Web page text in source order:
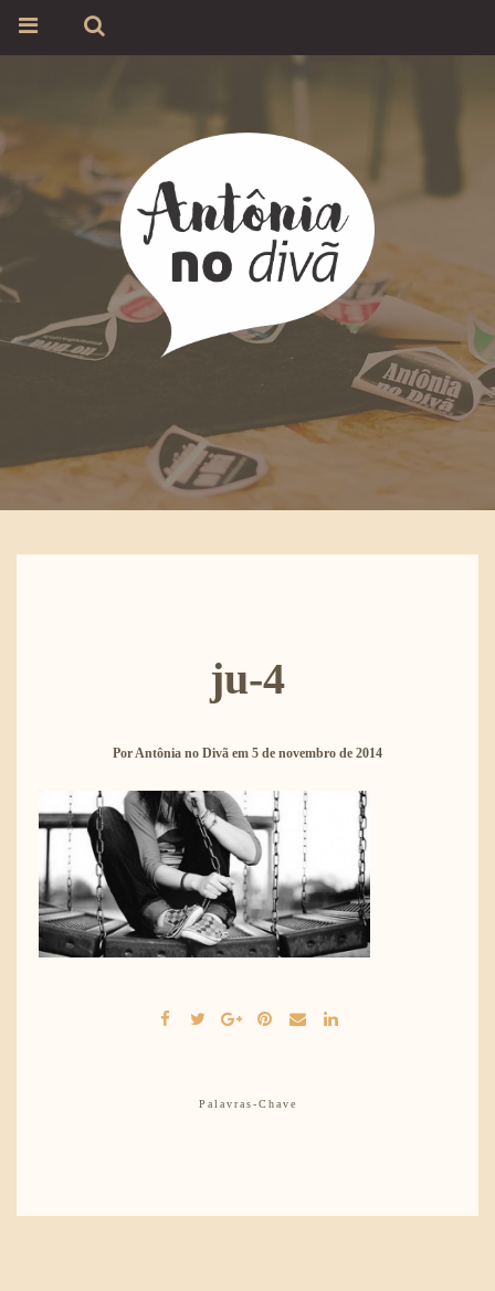
ju-4
PorAntônia no Divã em 5 de novembro de 2014
Palavras-Chave